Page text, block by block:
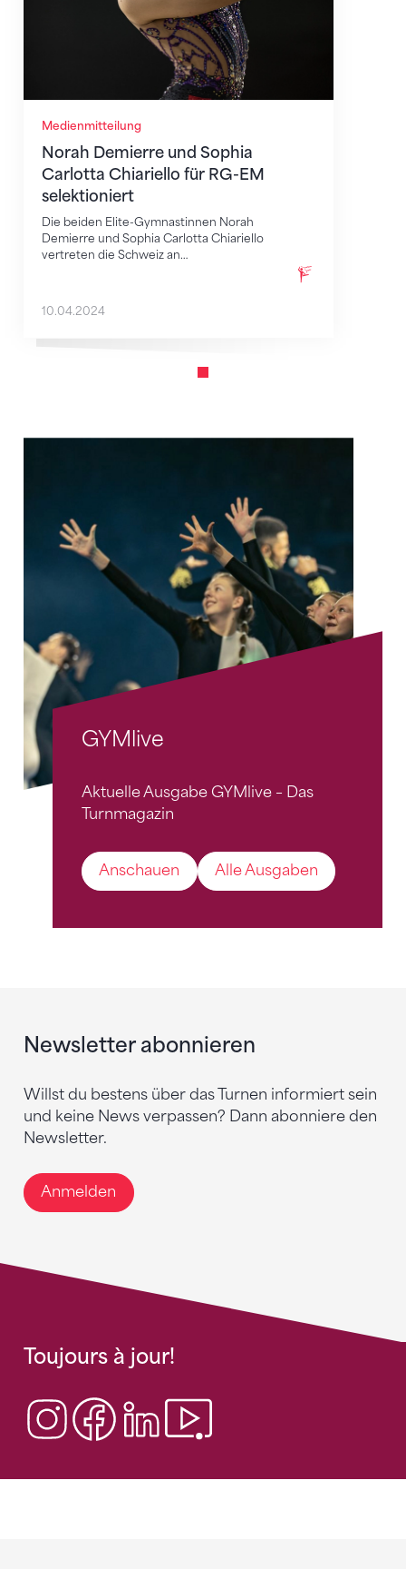
Medienmitteilung
Norah Demierre und Sophia
Carlotta Chiariello für RG-EM
selektioniert
Die beiden Elite-Gymnastinnen Norah
Demierre und Sophia Carlotta Chiariello
vertreten die Schweiz an…
10.04.2024
GYMlive
Aktuelle Ausgabe GYMlive – Das
Turnmagazin
Anschauen Alle Ausgaben
Newsletter abonnieren
Willst du bestens über das Turnen informiert sein
und keine News verpassen? Dann abonniere den
Newsletter.
Anmelden
Toujours à jour!